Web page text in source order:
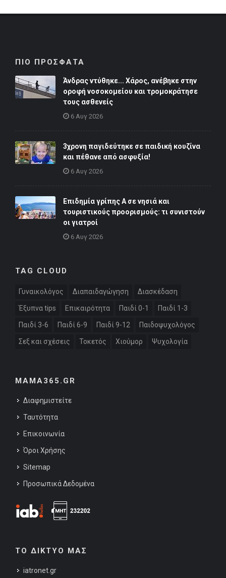
ΠΙΟ ΠΡΟΣΦΑΤΑ
Άνδρας ντύθηκε... Χάρος, ανέβηκε στην
οροφή νοσοκομείου και τρομοκράτησε
τους ασθενείς
6 Αυγ 2026
3χρονη παγιδεύτηκε σε παιδική κουζίνα
και πέθανε από ασφυξία!
6 Αυγ 2026
Επιδημία γρίπης Α σε νησιά και
τουριστικούς προορισμούς: τι συνιστούν
οι γιατροί
6 Αυγ 2026
TAG CLOUD
Γυναικολόγος Διαπαιδαγώγηση Διασκέδαση
Έξυπνα tips Επικαιρότητα Παιδί 0-1 Παιδί 1-3
Παιδί 3-6 Παιδί 6-9 Παιδί 9-12 Παιδοψυχολόγος
Σεξ και σχέσεις Τοκετός Χιούμορ Ψυχολογία
MAMA365.GR
Διαφημιστείτε
Ταυτότητα
Επικοινωνία
Όροι Χρήσης
Sitemap
Προσωπικά Δεδομένα
ΤΟ ΔΙΚΤΥΟ ΜΑΣ
iatronet.gr